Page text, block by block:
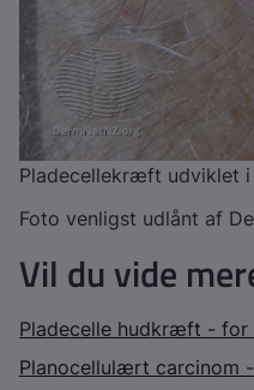
Pladecellekræft udviklet i
Foto venligst udlånt af
Vil du vide
Pladecelle hudkræft - for
Planocellulært carcinom